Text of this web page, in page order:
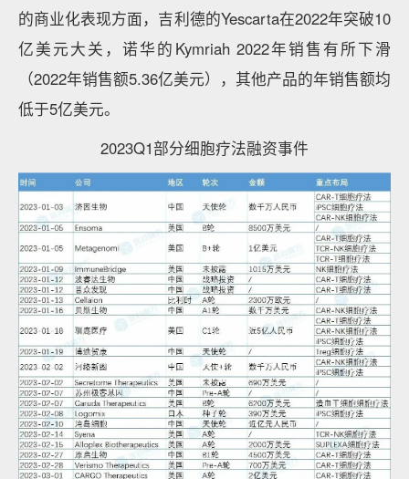
的商业化表现方面，吉利德的Yescarta在2022年突破10
亿美元大关，诺华的Kymriah 2022年销售有所下滑
（2022年销售额5.36亿美元），其他产品的年销售额均
低于5亿美元。
2023Q1部分细胞疗法融资事件